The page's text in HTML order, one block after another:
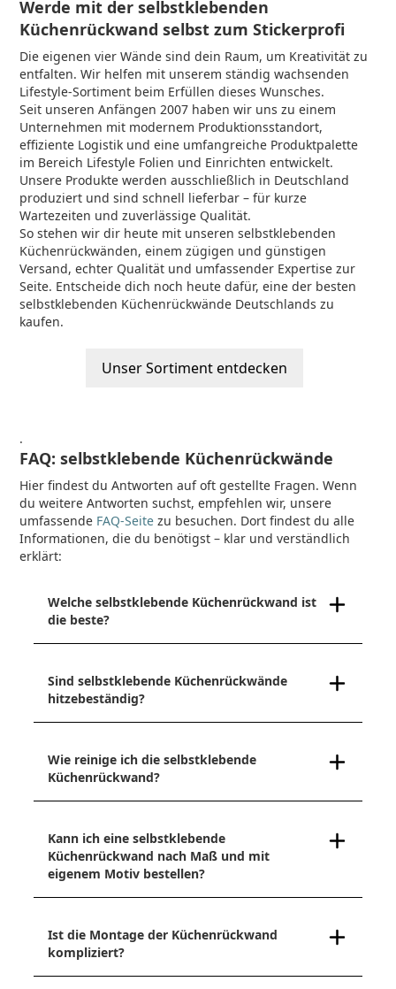
Werde mit der selbstklebenden
Küchenrückwand selbst zum Stickerprofi
Die eigenen vier Wände sind dein Raum, um Kreativität zu
entfalten. Wir helfen mit unserem ständig wachsenden
Lifestyle-Sortiment beim Erfüllen dieses Wunsches.
Seit unseren Anfängen 2007 haben wir uns zu einem
Unternehmen mit modernem Produktionsstandort,
effiziente Logistik und eine umfangreiche Produktpalette
im Bereich Lifestyle Folien und Einrichten entwickelt.
Unsere Produkte werden ausschließlich in Deutschland
produziert und sind schnell lieferbar – für kurze
Wartezeiten und zuverlässige Qualität.
So stehen wir dir heute mit unseren selbstklebenden
Küchenrückwänden, einem zügigen und günstigen
Versand, echter Qualität und umfassender Expertise zur
Seite. Entscheide dich noch heute dafür, eine der besten
selbstklebenden Küchenrückwände Deutschlands zu
kaufen.
Unser Sortiment entdecken
.
FAQ: selbstklebende Küchenrückwände
Hier findest du Antworten auf oft gestellte Fragen. Wenn
du weitere Antworten suchst, empfehlen wir, unsere
umfassende FAQ-Seite zu besuchen. Dort findest du alle
Informationen, die du benötigst – klar und verständlich
erklärt:
Welche selbstklebende Küchenrückwand ist
die beste?
Sind selbstklebende Küchenrückwände
hitzebeständig?
Wie reinige ich die selbstklebende
Küchenrückwand?
Kann ich eine selbstklebende
Küchenrückwand nach Maß und mit
eigenem Motiv bestellen?
Ist die Montage der Küchenrückwand
kompliziert?